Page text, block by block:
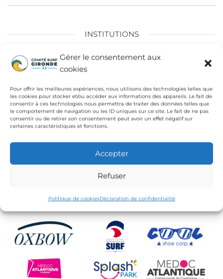
Gérer le consentement aux
cookies
Pour offrir les meilleures expériences, nous utilisons des technologies telles que
les cookies pour stocker et/ou accéder aux informations des appareils. Le fait de
consentir à ces technologies nous permettra de traiter des données telles que
le comportement de navigation ou les ID uniques sur ce site. Le fait de ne pas
consentir ou de retirer son consentement peut avoir un effet négatif sur
certaines caractéristiques et fonctions.
Accepter
Refuser
Politique de cookiesDéclaration de confidentialité
INSTITUTIONS
Fédération Française de Surf
Conseil Départemental de la Gironde
Ligue de Surf de Nouvelle Aquitaine
CdC Médoc Atlantique